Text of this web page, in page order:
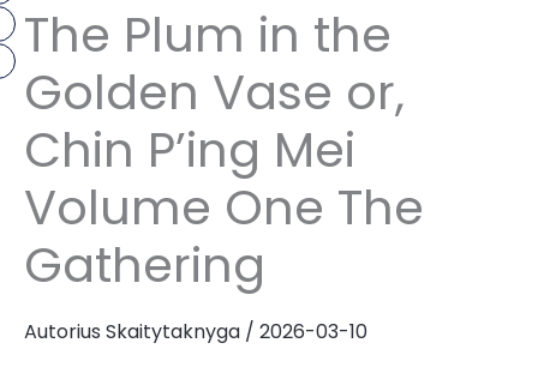
The Plum in the
Golden Vase or,
Chin P’ing Mei
Volume One The
Gathering
Autorius Skaitytaknyga / 2026-03-10